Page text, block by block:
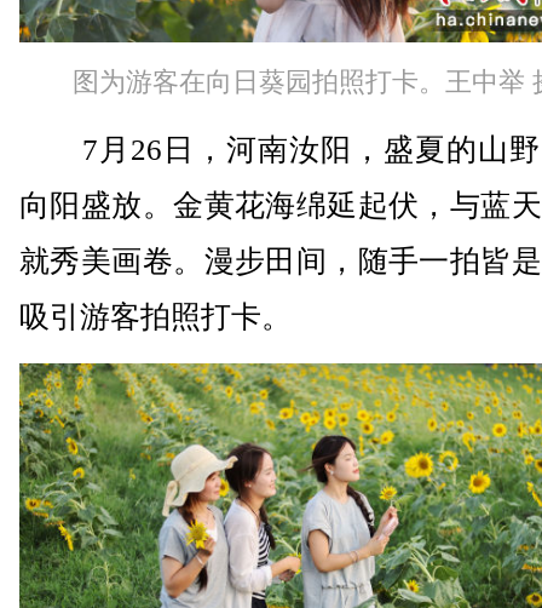
图为游客在向日葵园拍照打卡。王中举
7月26日，河南汝阳，盛夏的山野
向阳盛放。金黄花海绵延起伏，与蓝
就秀美画卷。漫步田间，随手一拍皆
吸引游客拍照打卡。